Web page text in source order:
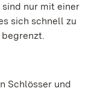
nur mit einer
sich schnell zu
Schlösser und